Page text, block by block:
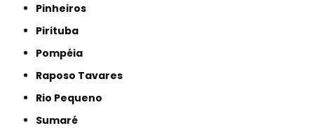
Pinheiros
Pirituba
Pompéia
Raposo Tavares
Rio Pequeno
Sumaré